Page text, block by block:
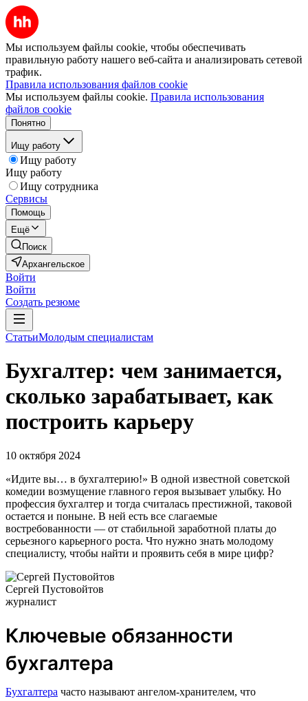
Мы используем файлы cookie, чтобы обеспечивать
правильную работу нашего веб-сайта и анализировать сетевой
трафик.
Правила использования файлов cookie
Мы используем файлы cookie. Правила использования
файлов cookie
Понятно
Ищу работу
Ищу работу
Ищу работу
Ищу сотрудника
Сервисы
Помощь
Ещё
Поиск
Архангельское
Войти
Войти
Создать резюме
СтатьиМолодым специалистам
Бухгалтер: чем занимается,
сколько зарабатывает, как
построить карьеру
10 октября 2024
«Идите вы… в бухгалтерию!» В одной известной советской
комедии возмущение главного героя вызывает улыбку. Но
профессия бухгалтер и тогда считалась престижной, таковой
остается и поныне. В ней есть все слагаемые
востребованности — от стабильной заработной платы до
серьезного карьерного роста. Что нужно знать молодому
специалисту, чтобы найти и проявить себя в мире цифр?
Сергей Пустовойтов
журналист
Ключевые обязанности
бухгалтера
Бухгалтера часто называют ангелом-хранителем, что